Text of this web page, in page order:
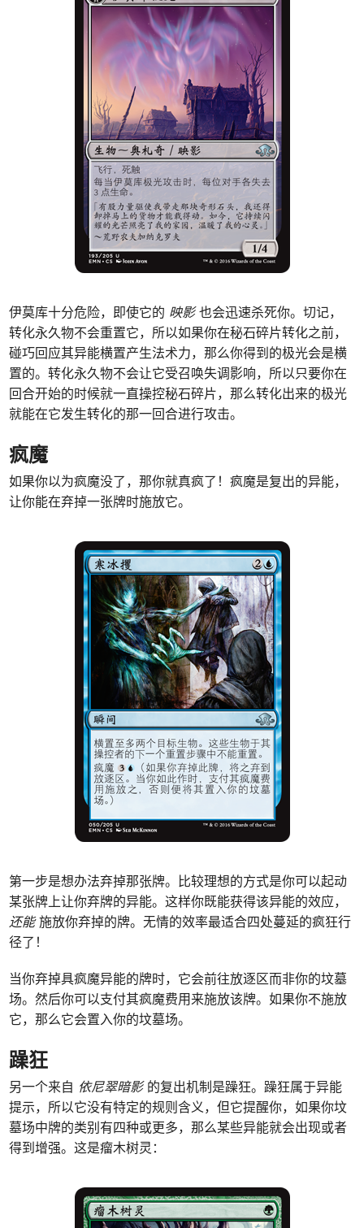
伊莫库十分危险，即使它的 映影也会迅速杀死你。切记，
转化永久物不会重置它，所以如果你在秘石碎片转化之前，
碰巧回应其异能横置产生法术力，那么你得到的极光会是横
置的。转化永久物不会让它受召唤失调影响，所以只要你在
回合开始的时候就一直操控秘石碎片，那么转化出来的极光
就能在它发生转化的那一回合进行攻击。
疯魔
如果你以为疯魔没了，那你就真疯了！疯魔是复出的异能，
让你能在弃掉一张牌时施放它。
第一步是想办法弃掉那张牌。比较理想的方式是你可以起动
某张牌上让你弃牌的异能。这样你既能获得该异能的效应，
还能施放你弃掉的牌。无情的效率最适合四处蔓延的疯狂行
径了！
当你弃掉具疯魔异能的牌时，它会前往放逐区而非你的坟墓
场。然后你可以支付其疯魔费用来施放该牌。如果你不施放
它，那么它会置入你的坟墓场。
躁狂
另一个来自 依尼翠暗影的复出机制是躁狂。躁狂属于异能
提示，所以它没有特定的规则含义，但它提醒你，如果你坟
墓场中牌的类别有四种或更多，那么某些异能就会出现或者
得到增强。这是瘤木树灵：